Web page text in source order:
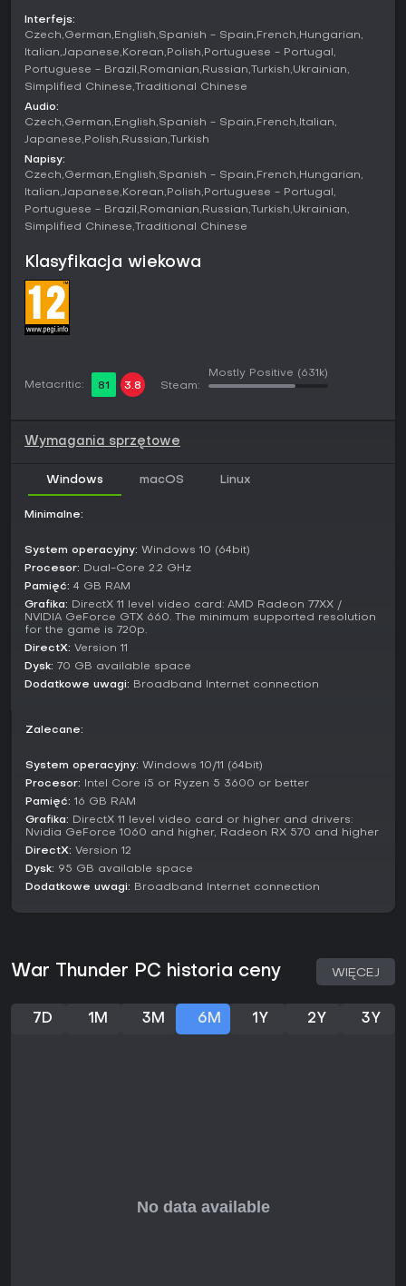
Battles kładące nacisk na historyczną wierność bez
wspomagaczy typu znaczniki prowadzenia, oraz Simulator
Battles wymagające widoku z kokpitu i pełnego realizmu.
Tryby te obsługują różne typy bitew, w tym ataki naziemne i
konfrontacje morskie.
W opcjach PvE znajdziemy tryb Assault z kooperacyjną
obroną przed falami wrogów, dynamiczne kampanie
historyczne odtwarzające真实ne wydarzenia oraz misje solo
do treningu. Gra dysponuje około 100 mapami
inspirowanymi rzeczywistymi teatrami działań, a najnowsze
dodatki to m.in. zaktualizowana mapa White Rock Fortress z
patchy Ninth Wave.
Gra obejmuje 10 głównych nacji z własnymi drzewkami
technologicznymi: USA, Germany, USSR, Great Britain, Japan,
France, Italy, Sweden, China i Israel. Nacje poboczne
wchodzą w ich skład, np. węgierskie samoloty dodane do
drzewka włoskiego w aktualizacji z marca 2026 r. czy
Asortyment pojazdów obejmuje samoloty, śmigłowce, czołgi
i okręty wojenne, a najnowsza aktualizacja wzbogaciła go
wyzwanie Pacific Pearl z marca 2026 r. pozwalają zdobyć
różnych frakcji.
marca 2026 r., czyli sprzed zaledwie kilku dni, dostarczyła
nowe pojazdy i ulepszone mapy. Odbiór graczy na
oraz 75% w ostatnich 30 dniach z ponad 12,000 opinii.
Tytuł idealnie trafi w gust fanów realistycznych symulacji
eventom i cross-play. To propozycja dla miłośników strategii
przypadnie do gustu graczom szukającym szybkich,
Interfejs:
Czech German English Spanish - Spain French Hungarian
Italian Japanese Korean Polish Portuguese - Portugal
Portuguese - Brazil
Romanian Russian Turkish Ukrainian
Simplified Chinese
Traditional Chinese
Audio:
Czech German English Spanish - Spain French Italian
Japanese Polish Russian
Turkish
Napisy:
Czech German English Spanish - Spain French Hungarian
Italian Japanese Korean Polish Portuguese - Portugal
Portuguese - Brazil
Romanian Russian Turkish Ukrainian
Simplified Chinese
Traditional Chinese
Klasyfikacja wiekowa
Metacritic: 81 3.8 Steam:
Mostly Positive (631k)
Wymagania sprzętowe
Windows macOS Linux
Minimalne:
System operacyjny: Windows 10 (64bit)
Procesor: Dual-Core 2.2 GHz
Pamięć: 4 GB RAM
Grafika: DirectX 11 level video card: AMD Radeon 77XX /
NVIDIA GeForce GTX 660. The minimum supported resolution
for the game is 720p.
DirectX: Version 11
Dysk: 70 GB available space
Dodatkowe uwagi: Broadband Internet connection
Zalecane:
System operacyjny: Windows 10/11 (64bit)
Procesor: Intel Core i5 or Ryzen 5 3600 or better
Pamięć: 16 GB RAM
Grafika: DirectX 11 level video card or higher and drivers:
Nvidia GeForce 1060 and higher, Radeon RX 570 and higher
DirectX: Version 12
Dysk: 95 GB available space
Dodatkowe uwagi: Broadband Internet connection
War Thunder PC historia ceny WIĘCEJ
7D 1M 3M 6M 1Y 2Y 3Y